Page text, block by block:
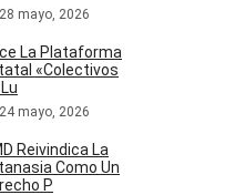
28 mayo, 2026
La Plataforma
«Colectivos
24 mayo, 2026
Reivindica La
Como Un
P